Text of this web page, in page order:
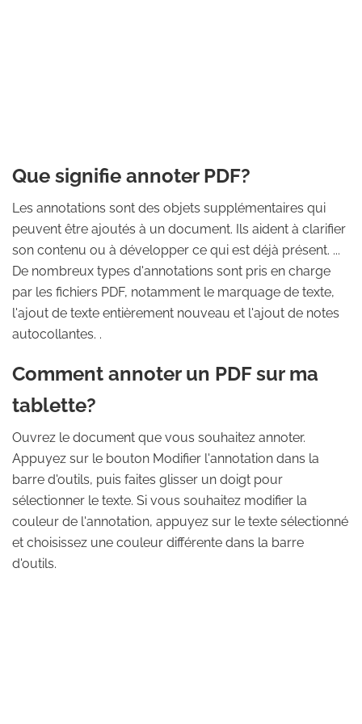
Que signifie annoter PDF?
Les annotations sont des objets supplémentaires qui
peuvent être ajoutés à un document. Ils aident à clarifier
son contenu ou à développer ce qui est déjà présent. ...
De nombreux types d'annotations sont pris en charge
par les fichiers PDF, notamment le marquage de texte,
l'ajout de texte entièrement nouveau et l'ajout de notes
autocollantes. .
Comment annoter un PDF sur ma
tablette?
Ouvrez le document que vous souhaitez annoter.
Appuyez sur le bouton Modifier l'annotation dans la
barre d'outils, puis faites glisser un doigt pour
sélectionner le texte. Si vous souhaitez modifier la
couleur de l'annotation, appuyez sur le texte sélectionné
et choisissez une couleur différente dans la barre
d'outils.